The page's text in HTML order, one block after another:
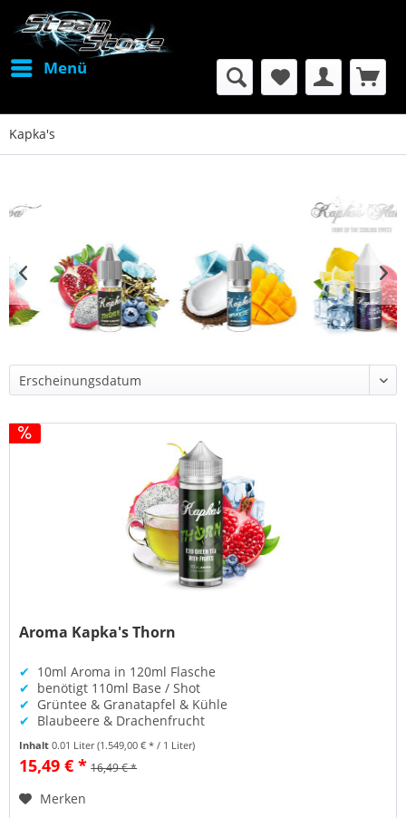
Menü
Kapka's
Aroma Kapka's Thorn
✔ 10ml Aroma in 120ml Flasche
✔ benötigt 110ml Base / Shot
✔ Grüntee & Granatapfel & Kühle
✔ Blaubeere & Drachenfrucht
Inhalt0.01 Liter(1.549,00 € * / 1 Liter)
15,49 € * 16,49 € *
Merken